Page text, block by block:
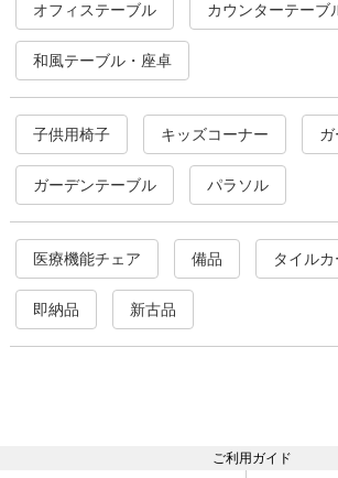
オフィステーブル カウンターテーブ
和風テーブル・座卓
子供用椅子 キッズコーナー
ガーデンテーブル パラソル
医療機能チェア 備品 タイル
即納品 新古品
ご利用ガイド